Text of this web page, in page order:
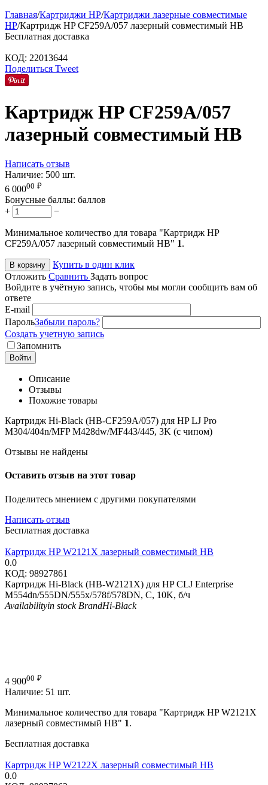
Главная/Картриджи HP/Картриджи лазерные совместимые
HP/Картридж HP CF259A/057 лазерный совместимый HB
Бесплатная доставка
КОД: 22013644
Поделиться Tweet
Картридж HP CF259A/057
лазерный совместимый HB
Написать отзыв
Наличие: 500 шт.
6 00000 ₽
Бонусные баллы: баллов
+
−
Минимальное количество для товара "Картридж HP
CF259A/057 лазерный совместимый HB" 1.
В корзину
Купить в один клик
Отложить Сравнить Задать вопрос
Войдите в учётную запись, чтобы мы могли сообщить вам об
ответе
E-mail
ПарольЗабыли пароль?
Создать учетную запись
Запомнить
Войти
Описание
Отзывы
Похожие товары
Картридж Hi-Black (HB-CF259A/057) для HP LJ Pro
M304/404n/MFP M428dw/MF443/445, 3K (с чипом)
Отзывы не найдены
Оставить отзыв на этот товар
Поделитесь мнением с другими покупателями
Написать отзыв
Бесплатная доставка
Картридж HP W2121X лазерный совместимый HB
0.0
КОД: 98927861
Картридж Hi-Black (HB-W2121X) для HP CLJ Enterprise
M554dn/555DN/555x/578f/578DN, C, 10K, б/ч
Availabilityin stock BrandHi-Black
4 90000 ₽
Наличие: 51 шт.
Минимальное количество для товара "Картридж HP W2121X
лазерный совместимый HB" 1.
Бесплатная доставка
Картридж HP W2122X лазерный совместимый HB
0.0